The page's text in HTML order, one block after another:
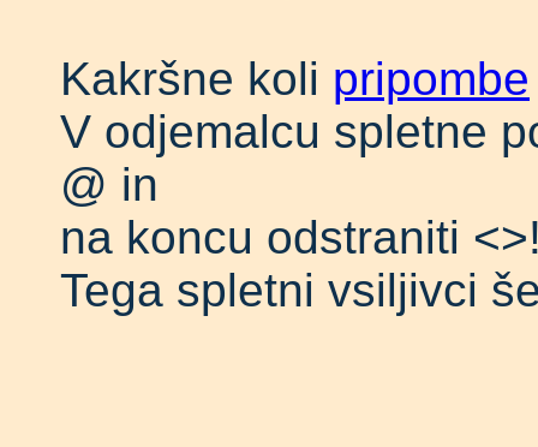
Kakršne koli pripombe
V odjemalcu spletne
@ in
na koncu odstraniti
Tega spletni vsiljivci